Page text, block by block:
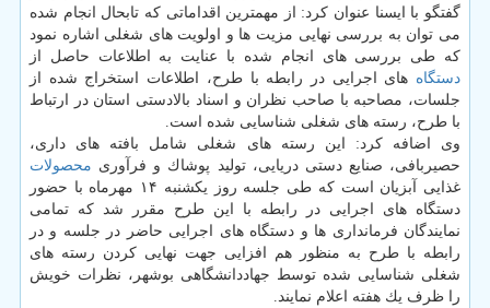
گفتگو با ایسنا عنوان كرد: از مهمترین اقداماتی كه تابحال انجام شده
می توان به بررسی نهایی مزیت ها و اولویت های شغلی اشاره نمود
كه طی بررسی های انجام شده با عنایت به اطلاعات حاصل از
دستگاه های اجرایی در رابطه با طرح، اطلاعات استخراج شده از
جلسات، مصاحبه با صاحب نظران و اسناد بالادستی استان در ارتباط
با طرح، رسته های شغلی شناسایی شده است.
وی اضافه كرد: این رسته های شغلی شامل بافته های داری،
حصیربافی، صنایع دستی دریایی، تولید پوشاك و فرآوری محصولات
غذایی آبزیان است كه طی جلسه روز یكشنبه ۱۴ مهرماه با حضور
دستگاه های اجرایی در رابطه با این طرح مقرر شد كه تمامی
نمایندگان فرمانداری ها و دستگاه های اجرایی حاضر در جلسه و در
رابطه با طرح به منظور هم افزایی جهت نهایی كردن رسته های
شغلی شناسایی شده توسط جهاددانشگاهی بوشهر، نظرات خویش
را ظرف یك هفته اعلام نمایند.